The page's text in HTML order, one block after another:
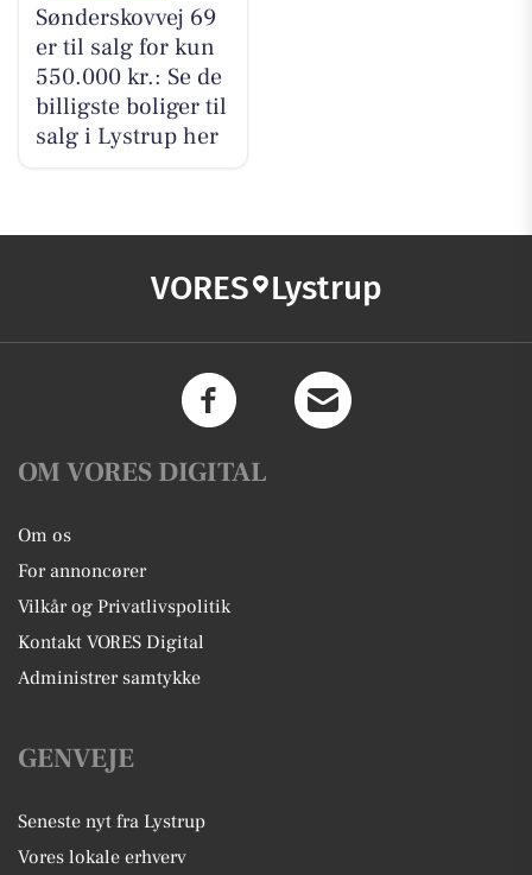
Sønderskovvej 69
er til salg for kun
550.000 kr.: Se de
billigste boliger til
salg i Lystrup her
VORES Lystrup
OM VORES DIGITAL
Om os
For annoncører
Vilkår og Privatlivspolitik
Kontakt VORES Digital
Administrer samtykke
GENVEJE
Seneste nyt fra Lystrup
Vores lokale erhverv